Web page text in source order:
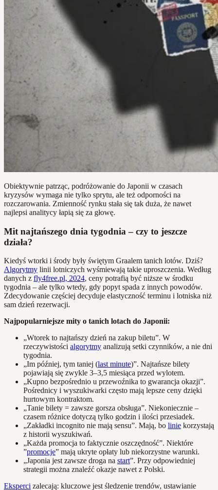
Obiektywnie patrząc, podróżowanie do Japonii w czasach
kryzysów wymaga nie tylko sprytu, ale też odporności na
rozczarowania. Zmienność rynku stała się tak duża, że nawet
najlepsi analitycy łapią się za głowę.
Mit najtańszego dnia tygodnia – czy to jeszcze
działa?
Kiedyś wtorki i środy były świętym Graalem tanich lotów. Dziś?
Algorytmy linii lotniczych wyśmiewają takie uproszczenia. Według
danych z fly4free.pl, 2024, ceny potrafią być niższe w środku
tygodnia – ale tylko wtedy, gdy popyt spada z innych powodów.
Zdecydowanie częściej decyduje elastyczność terminu i lotniska niż
sam dzień rezerwacji.
Najpopularniejsze mity o tanich lotach do Japonii:
„Wtorek to najtańszy dzień na zakup biletu”. W
rzeczywistości algorytmy analizują setki czynników, a nie dni
tygodnia.
„Im później, tym taniej (last minute)”. Najtańsze bilety
pojawiają się zwykle 3–3,5 miesiąca przed wylotem.
„Kupno bezpośrednio u przewoźnika to gwarancja okazji”.
Pośrednicy i wyszukiwarki często mają lepsze ceny dzięki
hurtowym kontraktom.
„Tanie bilety = zawsze gorsza obsługa”. Niekoniecznie –
czasem różnice dotyczą tylko godzin i ilości przesiadek.
„Zakładki incognito nie mają sensu”. Mają, bo linie korzystają
z historii wyszukiwań.
„Każda promocja to faktycznie oszczędność”. Niektóre
”promocje” mają ukryte opłaty lub niekorzystne warunki.
„Japonia jest zawsze droga na start”. Przy odpowiedniej
strategii można znaleźć okazje nawet z Polski.
Eksperci zalecają: kluczowe jest śledzenie trendów, ustawianie